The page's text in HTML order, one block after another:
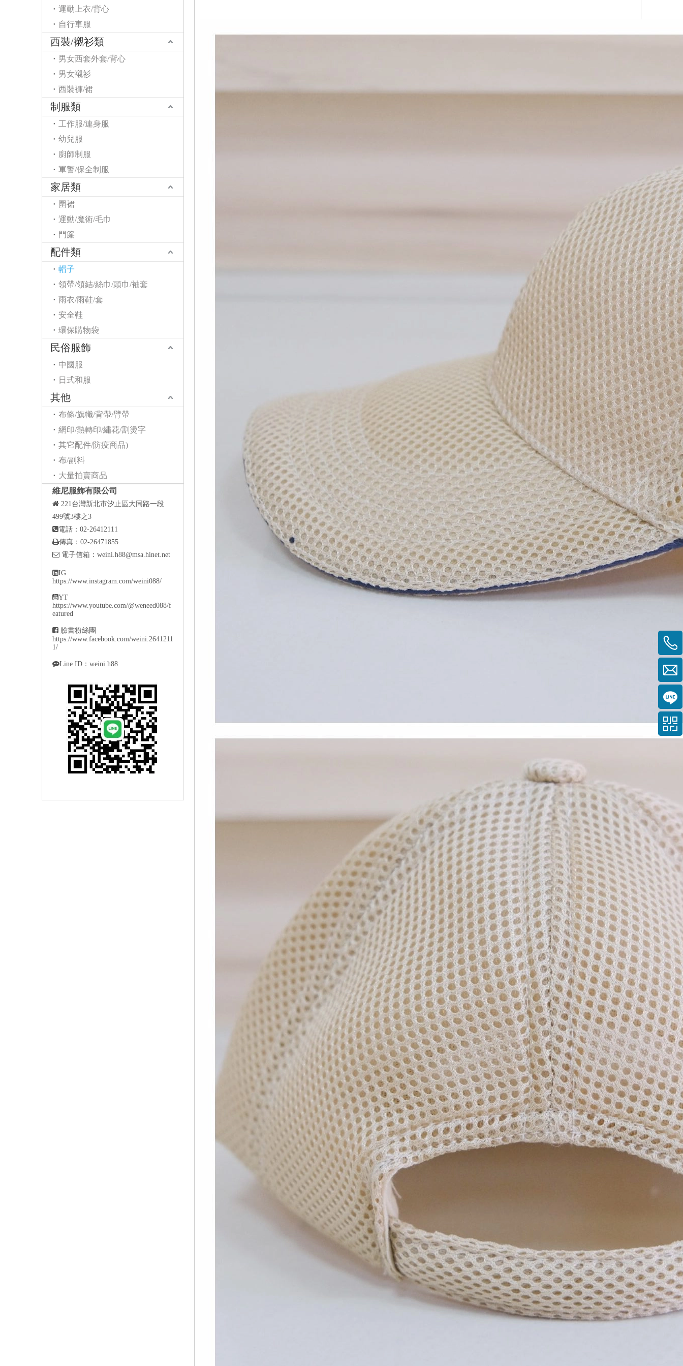
運動上衣/背心
自行車服
西裝/襯衫類
男女西套外套/背心
男女襯衫
西裝褲/裙
制服類
工作服/連身服
幼兒服
廚師制服
軍警/保全制服
家居類
圍裙
運動/魔術/毛巾
門簾
配件類
帽子
領帶/領結/絲巾/頭巾/袖套
雨衣/雨鞋/套
安全鞋
環保購物袋
民俗服飾
中國服
日式和服
其他
布條/旗幟/背帶/臂帶
網印/熱轉印/繡花/割燙字
其它配件/防疫商品)
布/副料
大量拍賣商品
維尼服飾有限公司
 221台灣新北市汐止區大同路一段
499號3樓之3
電話：02-26412111
傳真：02-26471855
 電子信箱： weini.h88@msa.hinet.net
IG
https://www.instagram.com/weini088/
YT
https://www.youtube.com/@weneed088/f
eatured
 臉書粉絲團
https://www.facebook.com/weini.2641211
1/
Line ID：weini.h88